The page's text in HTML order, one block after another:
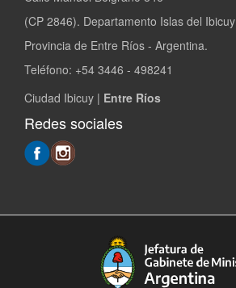
(CP 2846). Departamento Islas del Ibicuy
Provincia de Entre Ríos - Argentina.
Teléfono: +54 3446 - 498241
Ciudad Ibicuy | Entre Ríos
Redes sociales